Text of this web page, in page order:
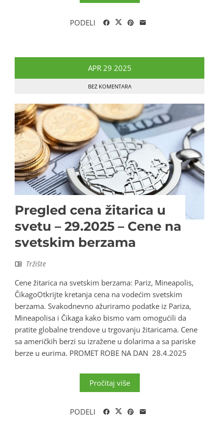
PODELI
APR 29 2025
BEZ KOMENTARA
Pregled cena žitarica u
svetu – 29.2025 – Cene na
svetskim berzama
Tržište
Cene žitarica na svetskim berzama: Pariz, Mineapolis,
ČikagoOtkrijte kretanja cena na vodećim svetskim
berzama. Svakodnevno ažuriramo podatke iz Pariza,
Mineapolisa i Čikaga kako bismo vam omogućili da
pratite globalne trendove u trgovanju žitaricama. Cene
sa američkih berzi su izražene u dolarima a sa pariske
berze u eurima. PROMET ROBE NA DAN 28.4.2025
Pročitaj više
PODELI